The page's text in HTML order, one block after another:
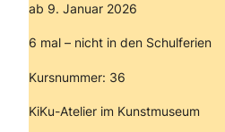
ab 9. Januar 2026
6 mal – nicht in den Schulferien
Kursnummer: 36
KiKu-Atelier im Kunstmuseum